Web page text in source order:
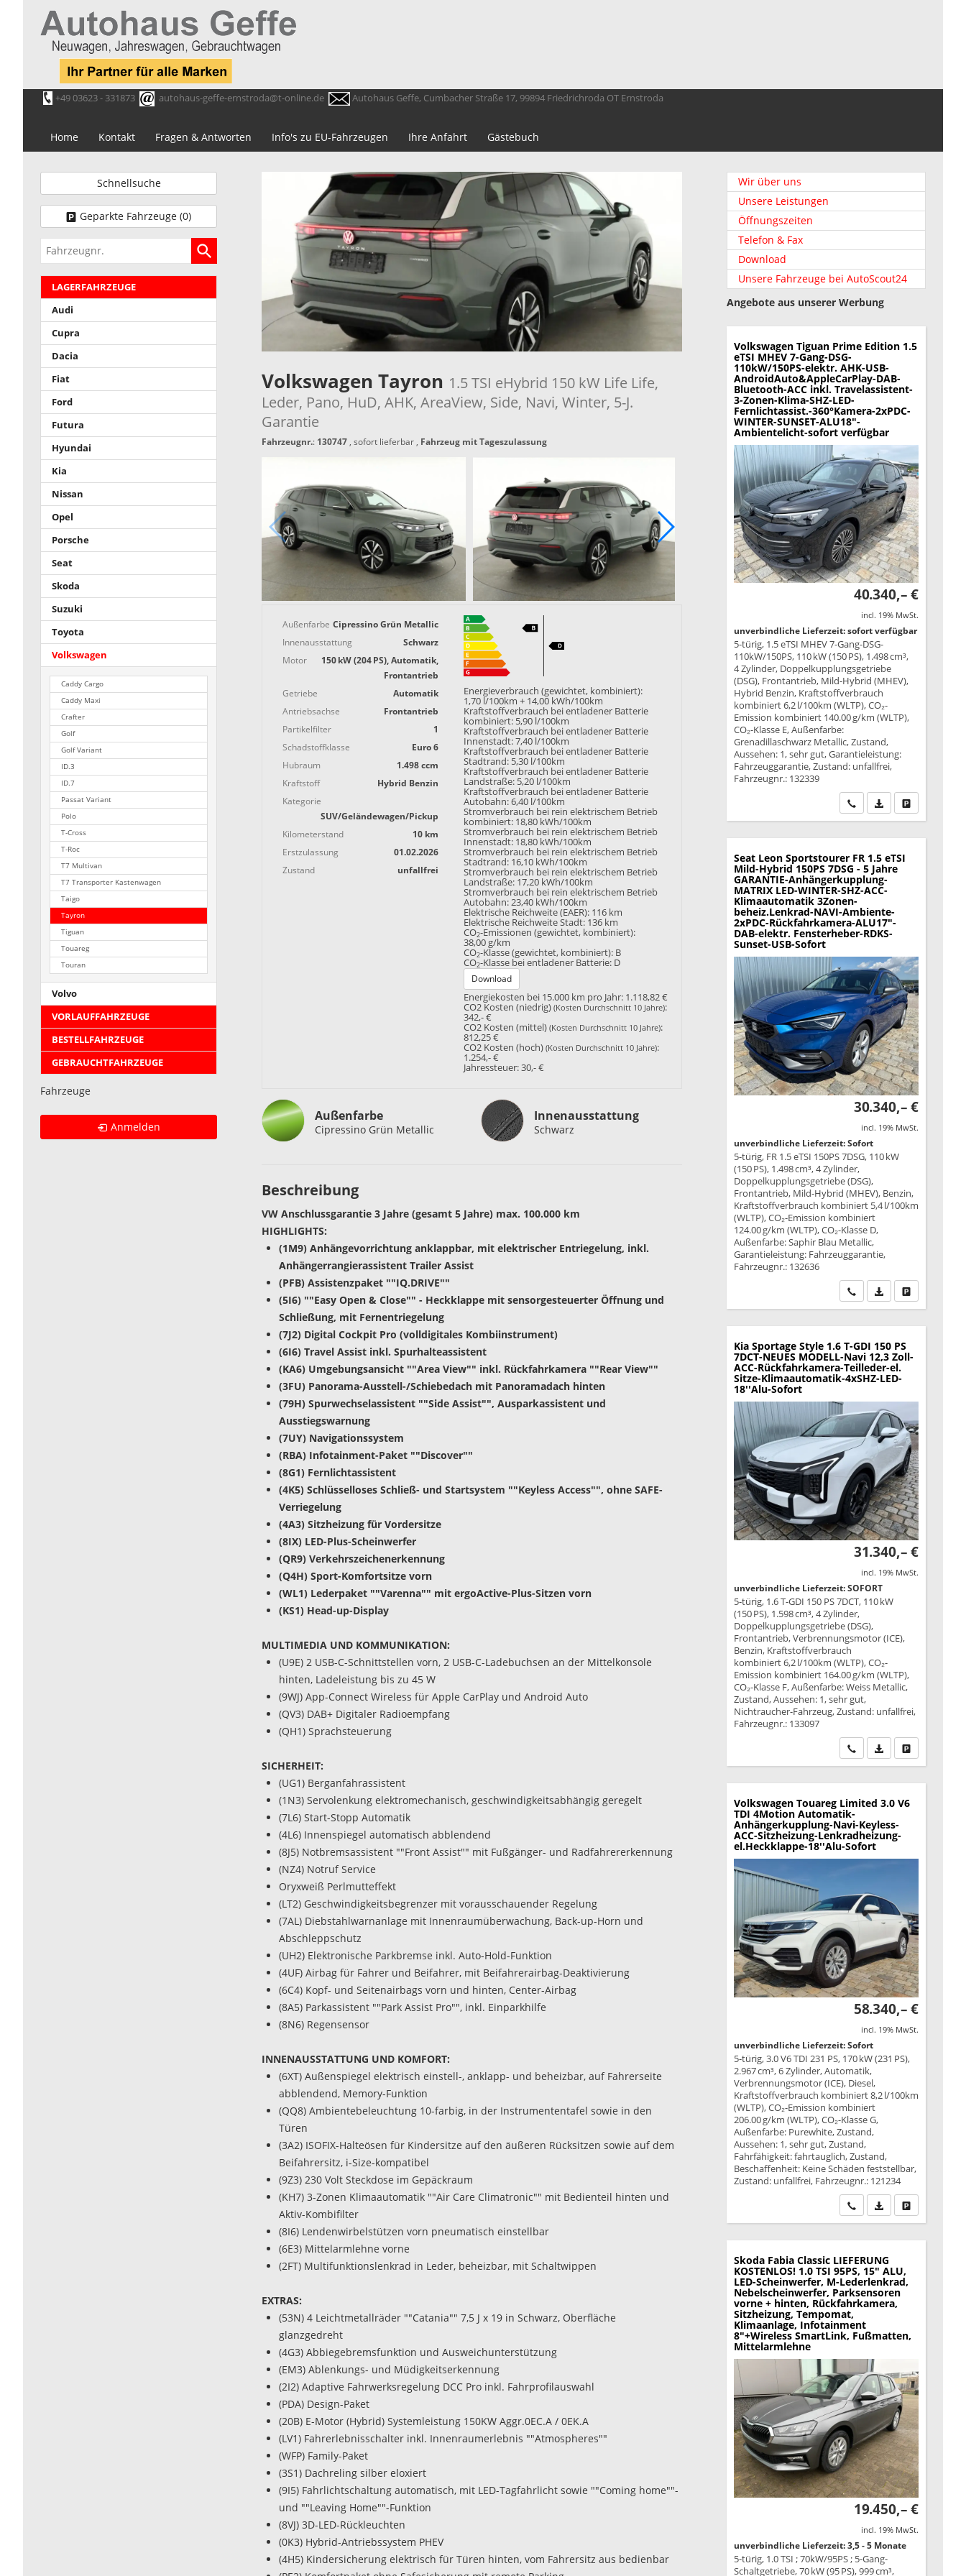
+49 03623 - 331873 autohaus-geffe-ernstroda@t-online.de Autohaus Geffe, Cumbacher Straße 17, 99894 Friedrichroda OT Ernstroda
Home Kontakt Fragen & Antworten Info's zu EU-Fahrzeugen Ihre Anfahrt Gästebuch
Volkswagen Tayron 1.5 TSI eHybrid 150 kW Life Life,
Leder, Pano, HuD, AHK, AreaView, Side, Navi, Winter, 5-J.
Garantie
Fahrzeugnr.: 130747, sofort lieferbar, Fahrzeug mit Tageszulassung
Außenfarbe Cipressino Grün Metallic
Innenausstattung
Schwarz
Motor
150 kW (204 PS), Automatik,
Frontantrieb
Getriebe
Automatik
Antriebsachse
Frontantrieb
Partikelfilter
1
Schadstoffklasse
Euro 6
Hubraum
1.498 ccm
Kraftstoff
Hybrid Benzin
Kategorie
SUV/Geländewagen/Pickup
Kilometerstand
10 km
Erstzulassung
01.02.2026
Zustand
unfallfrei
Energieverbrauch (gewichtet, kombiniert):
1,70 l/100km + 14,00 kWh/100km
Kraftstoffverbrauch bei entladener Batterie
kombiniert: 5,90 l/100km
Kraftstoffverbrauch bei entladener Batterie
Innenstadt: 7,40 l/100km
Kraftstoffverbrauch bei entladener Batterie
Stadtrand: 5,30 l/100km
Kraftstoffverbrauch bei entladener Batterie
Landstraße: 5,20 l/100km
Kraftstoffverbrauch bei entladener Batterie
Autobahn: 6,40 l/100km
Stromverbrauch bei rein elektrischem Betrieb
kombiniert: 18,80 kWh/100km
Stromverbrauch bei rein elektrischem Betrieb
Innenstadt: 18,80 kWh/100km
Stromverbrauch bei rein elektrischem Betrieb
Stadtrand: 16,10 kWh/100km
Stromverbrauch bei rein elektrischem Betrieb
Landstraße: 17,20 kWh/100km
Stromverbrauch bei rein elektrischem Betrieb
Autobahn: 23,40 kWh/100km
Elektrische Reichweite (EAER): 116 km
Elektrische Reichweite Stadt: 136 km
CO2-Emissionen (gewichtet, kombiniert):
38,00 g/km
CO2-Klasse (gewichtet, kombiniert): B
CO2-Klasse bei entladener Batterie: D
Download
Energiekosten bei 15.000 km pro Jahr: 1.118,82 €
CO2 Kosten (niedrig)(Kosten Durchschnitt 10 Jahre):
342,- €
CO2 Kosten (mittel)(Kosten Durchschnitt 10 Jahre):
812,25 €
CO2 Kosten (hoch)(Kosten Durchschnitt 10 Jahre):
1.254,- €
Jahressteuer: 30,- €
Außenfarbe
Cipressino Grün Metallic
Innenausstattung
Innenausstattung
Schwarz
Beschreibung
VW Anschlussgarantie 3 Jahre (gesamt 5 Jahre) max. 100.000 km
HIGHLIGHTS:
(1M9) Anhängevorrichtung anklappbar, mit elektrischer Entriegelung, inkl.
Anhängerrangierassistent Trailer Assist
(PFB) Assistenzpaket ""IQ.DRIVE""
(5I6) ""Easy Open & Close"" - Heckklappe mit sensorgesteuerter Öffnung und
Schließung, mit Fernentriegelung
(7J2) Digital Cockpit Pro (volldigitales Kombiinstrument)
(6I6) Travel Assist inkl. Spurhalteassistent
(KA6) Umgebungsansicht ""Area View"" inkl. Rückfahrkamera ""Rear View""
(3FU) Panorama-Ausstell-/Schiebedach mit Panoramadach hinten
(79H) Spurwechselassistent ""Side Assist"", Ausparkassistent und
Ausstiegswarnung
(7UY) Navigationssystem
(RBA) Infotainment-Paket ""Discover""
(8G1) Fernlichtassistent
(4K5) Schlüsselloses Schließ- und Startsystem ""Keyless Access"", ohne SAFE-
Verriegelung
(4A3) Sitzheizung für Vordersitze
(8IX) LED-Plus-Scheinwerfer
(QR9) Verkehrszeichenerkennung
(Q4H) Sport-Komfortsitze vorn
(WL1) Lederpaket ""Varenna"" mit ergoActive-Plus-Sitzen vorn
(KS1) Head-up-Display
MULTIMEDIA UND KOMMUNIKATION:
(U9E) 2 USB-C-Schnittstellen vorn, 2 USB-C-Ladebuchsen an der Mittelkonsole
hinten, Ladeleistung bis zu 45 W
(9WJ) App-Connect Wireless für Apple CarPlay und Android Auto
(QV3) DAB+ Digitaler Radioempfang
(QH1) Sprachsteuerung
SICHERHEIT:
(UG1) Berganfahrassistent
(1N3) Servolenkung elektromechanisch, geschwindigkeitsabhängig geregelt
(7L6) Start-Stopp Automatik
(4L6) Innenspiegel automatisch abblendend
(8J5) Notbremsassistent ""Front Assist"" mit Fußgänger- und Radfahrererkennung
(NZ4) Notruf Service
Oryxweiß Perlmutteffekt
(LT2) Geschwindigkeitsbegrenzer mit vorausschauender Regelung
(7AL) Diebstahlwarnanlage mit Innenraumüberwachung, Back-up-Horn und
Abschleppschutz
(UH2) Elektronische Parkbremse inkl. Auto-Hold-Funktion
(4UF) Airbag für Fahrer und Beifahrer, mit Beifahrerairbag-Deaktivierung
(6C4) Kopf- und Seitenairbags vorn und hinten, Center-Airbag
(8A5) Parkassistent ""Park Assist Pro"", inkl. Einparkhilfe
(8N6) Regensensor
INNENAUSSTATTUNG UND KOMFORT:
(6XT) Außenspiegel elektrisch einstell-, anklapp- und beheizbar, auf Fahrerseite
abblendend, Memory-Funktion
(QQ8) Ambientebeleuchtung 10-farbig, in der Instrumententafel sowie in den
Türen
(3A2) ISOFIX-Halteösen für Kindersitze auf den äußeren Rücksitzen sowie auf dem
Beifahrersitz, i-Size-kompatibel
(9Z3) 230 Volt Steckdose im Gepäckraum
(KH7) 3-Zonen Klimaautomatik ""Air Care Climatronic"" mit Bedienteil hinten und
Aktiv-Kombifilter
(8I6) Lendenwirbelstützen vorn pneumatisch einstellbar
(6E3) Mittelarmlehne vorne
(2FT) Multifunktionslenkrad in Leder, beheizbar, mit Schaltwippen
EXTRAS:
(53N) 4 Leichtmetallräder ""Catania"" 7,5 J x 19 in Schwarz, Oberfläche
glanzgedreht
(4G3) Abbiegebremsfunktion und Ausweichunterstützung
(EM3) Ablenkungs- und Müdigkeitserkennung
(2I2) Adaptive Fahrwerksregelung DCC Pro inkl. Fahrprofilauswahl
(PDA) Design-Paket
(20B) E-Motor (Hybrid) Systemleistung 150KW Aggr.0EC.A / 0EK.A
(LV1) Fahrerlebnisschalter inkl. Innenraumerlebnis ""Atmospheres""
(WFP) Family-Paket
(3S1) Dachreling silber eloxiert
(9I5) Fahrlichtschaltung automatisch, mit LED-Tagfahrlicht sowie ""Coming home""-
und ""Leaving Home""-Funktion
(8VJ) 3D-LED-Rückleuchten
(0K3) Hybrid-Antriebssystem PHEV
(4H5) Kindersicherung elektrisch für Türen hinten, vom Fahrersitz aus bedienbar
Schnellsuche
Geparkte Fahrzeuge (0)
Fahrzeugnr.
LAGERFAHRZEUGE
Audi
Cupra
Dacia
Fiat
Ford
Futura
Hyundai
Kia
Nissan
Opel
Porsche
Seat
Skoda
Suzuki
Toyota
Volkswagen
Caddy Cargo
Caddy Maxi
Crafter
Golf
Golf Variant
ID.3
ID.7
Passat Variant
Polo
T-Cross
T-Roc
T7 Multivan
T7 Transporter Kastenwagen
Taigo
Tayron
Tiguan
Touareg
Touran
Volvo
VORLAUFFAHRZEUGE
BESTELLFAHRZEUGE
GEBRAUCHTFAHRZEUGE
Fahrzeuge
Anmelden
Wir über uns
Unsere Leistungen
Öffnungszeiten
Telefon & Fax
Download
Unsere Fahrzeuge bei AutoScout24
Angebote aus unserer Werbung
Volkswagen Tiguan Prime Edition 1.5
eTSI MHEV 7-Gang-DSG-
110kW/150PS-elektr. AHK-USB-
AndroidAuto&AppleCarPlay-DAB-
Bluetooth-ACC inkl. Travelassistent-
3-Zonen-Klima-SHZ-LED-
Fernlichtassist.-360°Kamera-2xPDC-
WINTER-SUNSET-ALU18"-
Ambientelicht-sofort verfügbar
40.340,– €
incl. 19% MwSt.
unverbindliche Lieferzeit: sofort verfügbar
5-türig, 1.5 eTSI MHEV 7-Gang-DSG-
110kW/150PS, 110 kW (150 PS), 1.498 cm³,
4 Zylinder, Doppelkupplungsgetriebe
(DSG), Frontantrieb, Mild-Hybrid (MHEV),
Hybrid Benzin, Kraftstoffverbrauch
kombiniert 6,2 l/100km (WLTP), CO₂-
Emission kombiniert 140.00 g/km (WLTP),
CO₂-Klasse E, Außenfarbe:
Grenadillaschwarz Metallic, Zustand,
Aussehen: 1, sehr gut, Garantieleistung:
Fahrzeuggarantie, Zustand: unfallfrei,
Fahrzeugnr.: 132339
Wir rufen Sie an
PDF-Datei,Drucken,
Seat Leon Sportstourer FR 1.5 eTSI
Mild-Hybrid 150PS 7DSG - 5 Jahre
GARANTIE-Anhängerkupplung-
MATRIX LED-WINTER-SHZ-ACC-
Klimaautomatik 3Zonen-
beheiz.Lenkrad-NAVI-Ambiente-
2xPDC-Rückfahrkamera-ALU17"-
DAB-elektr. Fensterheber-RDKS-
Sunset-USB-Sofort
30.340,– €
incl. 19% MwSt.
unverbindliche Lieferzeit: Sofort
5-türig, FR 1.5 eTSI 150PS 7DSG, 110 kW
(150 PS), 1.498 cm³, 4 Zylinder,
Doppelkupplungsgetriebe (DSG),
Frontantrieb, Mild-Hybrid (MHEV), Benzin,
Kraftstoffverbrauch kombiniert 5,4 l/100km
(WLTP), CO₂-Emission kombiniert
124.00 g/km (WLTP), CO₂-Klasse D,
Außenfarbe: Saphir Blau Metallic,
Garantieleistung: Fahrzeuggarantie,
Fahrzeugnr.: 132636
Wir rufen Sie an
PDF-Datei,Drucken,
Kia Sportage Style 1.6 T-GDI 150 PS
7DCT-NEUES MODELL-Navi 12,3 Zoll-
ACC-Rückfahrkamera-Teilleder-el.
Sitze-Klimaautomatik-4xSHZ-LED-
18''Alu-Sofort
31.340,– €
incl. 19% MwSt.
unverbindliche Lieferzeit: SOFORT
5-türig, 1.6 T-GDI 150 PS 7DCT, 110 kW
(150 PS), 1.598 cm³, 4 Zylinder,
Doppelkupplungsgetriebe (DSG),
Frontantrieb, Verbrennungsmotor (ICE),
Benzin, Kraftstoffverbrauch
kombiniert 6,2 l/100km (WLTP), CO₂-
Emission kombiniert 164.00 g/km (WLTP),
CO₂-Klasse F, Außenfarbe: Weiss Metallic,
Zustand, Aussehen: 1, sehr gut,
Nichtraucher-Fahrzeug, Zustand: unfallfrei,
Fahrzeugnr.: 133097
Wir rufen Sie an
PDF-Datei,Drucken,
Volkswagen Touareg Limited 3.0 V6
TDI 4Motion Automatik-
Anhängerkupplung-Navi-Keyless-
ACC-Sitzheizung-Lenkradheizung-
el.Heckklappe-18''Alu-Sofort
58.340,– €
incl. 19% MwSt.
unverbindliche Lieferzeit: Sofort
5-türig, 3.0 V6 TDI 231 PS, 170 kW (231 PS),
2.967 cm³, 6 Zylinder, Automatik,
Verbrennungsmotor (ICE), Diesel,
Kraftstoffverbrauch kombiniert 8,2 l/100km
(WLTP), CO₂-Emission kombiniert
206.00 g/km (WLTP), CO₂-Klasse G,
Außenfarbe: Purewhite, Zustand,
Aussehen: 1, sehr gut, Zustand,
Fahrfähigkeit: fahrtauglich, Zustand,
Beschaffenheit: Keine Schäden feststellbar,
Zustand: unfallfrei, Fahrzeugnr.: 121234
Wir rufen Sie an
PDF-Datei,Drucken,
Skoda Fabia Classic LIEFERUNG
KOSTENLOS! 1.0 TSI 95PS, 15" ALU,
LED-Scheinwerfer, M-Lederlenkrad,
Nebelscheinwerfer, Parksensoren
vorne + hinten, Rückfahrkamera,
Sitzheizung, Tempomat,
Klimaanlage, Infotainment
8"+Wireless SmartLink, Fußmatten,
Mittelarmlehne
19.450,– €
incl. 19% MwSt.
unverbindliche Lieferzeit: 3,5 - 5 Monate
5-türig, 1.0 TSI ; 70kW/95PS ; 5-Gang-
Schaltgetriebe, 70 kW (95 PS), 999 cm³,